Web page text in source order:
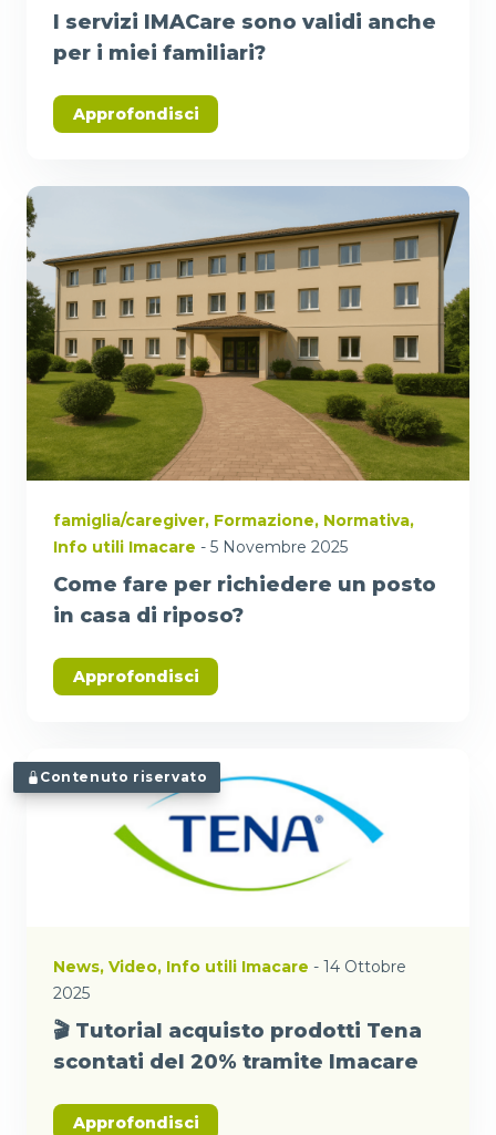
I servizi IMACare sono validi anche
per i miei familiari?
Approfondisci
famiglia/caregiver, Formazione, Normativa,
Info utili Imacare - 5 Novembre 2025
Come fare per richiedere un posto
in casa di riposo?
Approfondisci
Contenuto riservato
News, Video, Info utili Imacare - 14 Ottobre
2025
🎬 Tutorial acquisto prodotti Tena
scontati del 20% tramite Imacare
Approfondisci